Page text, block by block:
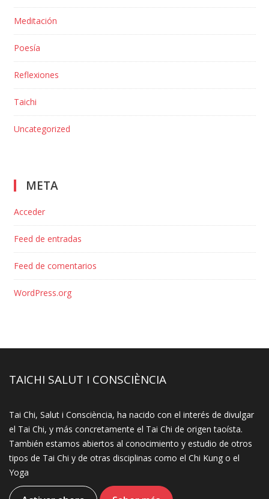
Meditación
Poesía
Reflexiones
Taichi
Uncategorized
META
Acceder
Feed de entradas
Feed de comentarios
WordPress.org
TAICHI SALUT I CONSCIÈNCIA
Tai Chi, Salut i Consciència, ha nacido con el interés de divulgar
el Tai Chi, y más concretamente el Tai Chi de origen taoísta.
También estamos abiertos al conocimiento y estudio de otros
tipos de Tai Chi y de otras disciplinas como el Chi Kung o el
Yoga